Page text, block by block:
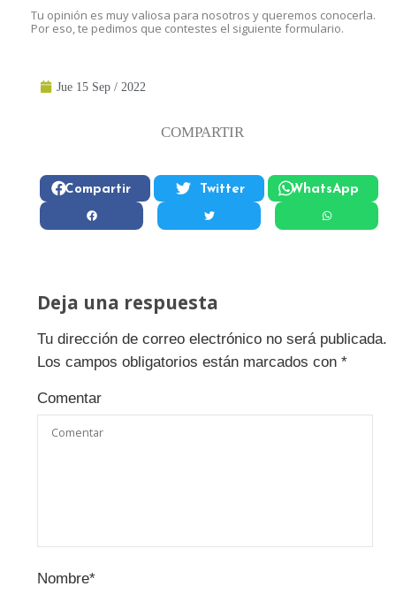
Tu opinión es muy valiosa para nosotros y queremos conocerla.
Por eso, te pedimos que contestes el siguiente formulario.
Jue 15 Sep / 2022
COMPARTIR
Compartir Twitter WhatsApp
Deja una respuesta
Tu dirección de correo electrónico no será publicada.
Los campos obligatorios están marcados con *
Comentar
Nombre*